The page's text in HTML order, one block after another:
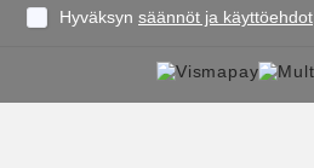
Hyväksyn säännöt ja käyttöehdot